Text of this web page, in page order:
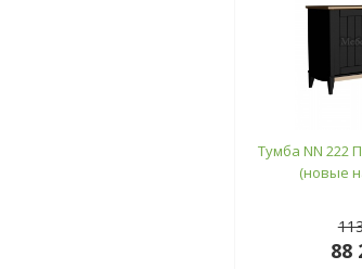
Тумба NN 222
(новые
88